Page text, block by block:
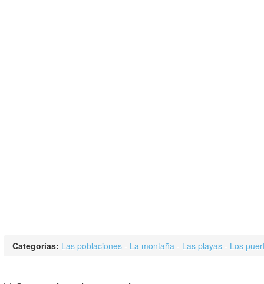
Categorías: Las poblaciones - La montaña - Las playas - Los